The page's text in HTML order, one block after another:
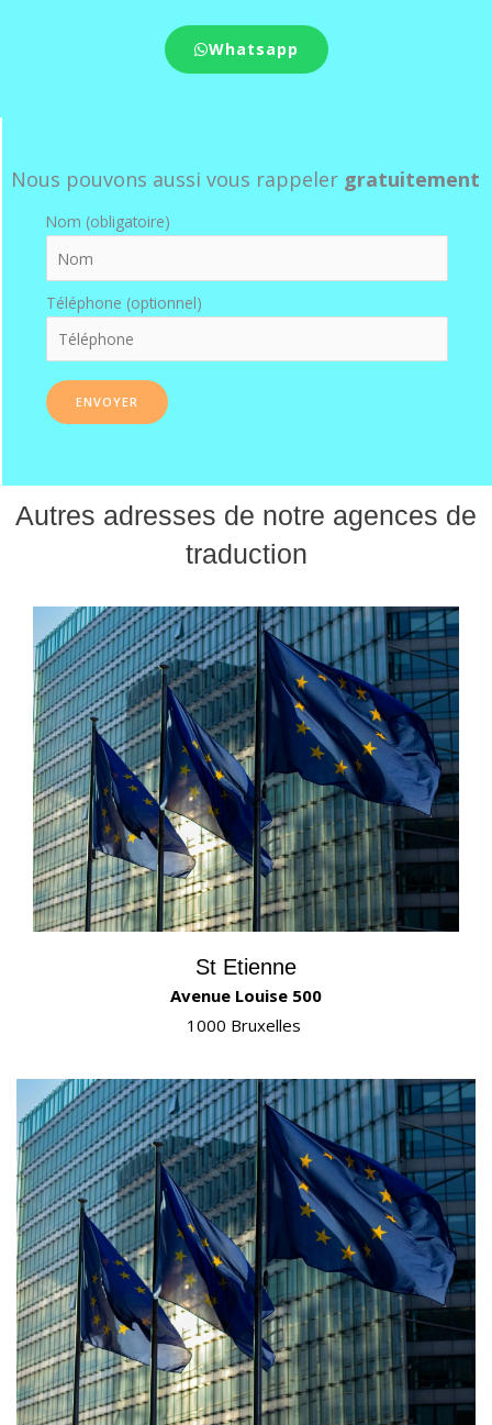
Whatsapp
Nous pouvons aussi vous rappeler gratuitement
Nom (obligatoire)
Téléphone (optionnel)
Autres adresses de notre agences de
traduction
St Etienne
Avenue Louise 500
1000 Bruxelles